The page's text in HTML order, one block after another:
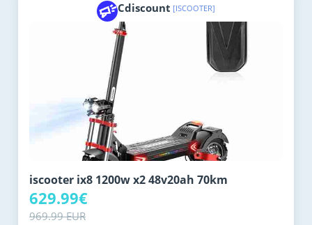
Cdiscount [ISCOOTER]
iscooter ix8 1200w x2 48v20ah 70km
629.99€
969.99 EUR